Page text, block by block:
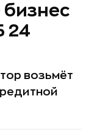
бизнес
24
возьмёт